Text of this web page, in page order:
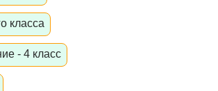
класса
- 4 класс